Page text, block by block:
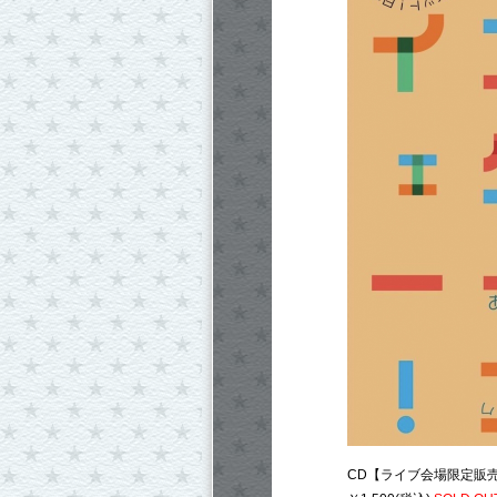
CD【ライブ会場限定販